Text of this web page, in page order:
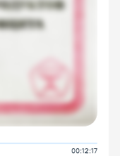
00:12:17